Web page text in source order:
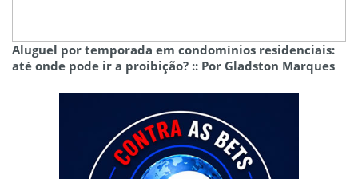
Aluguel por temporada em condomínios residenciais:
até onde pode ir a proibição? :: Por Gladston Marques